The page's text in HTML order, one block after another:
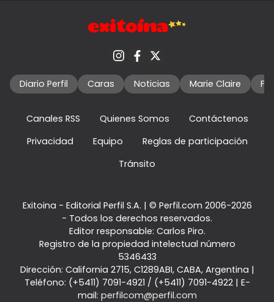
Diario Perfil Caras Noticias Marie Claire
Canales RSS Quienes Somos
Contáctenos
Privacidad
Equipo
Reglas de participación
Tránsito
Exitoina - Editorial Perfil S.A. | © Perfil.com 2006-2026
- Todos los derechos reservados.
Editor responsable: Carlos Piro.
Registro de la propiedad intelectual número
5346433
Dirección: California 2715, C1289ABI, CABA, Argentina |
Teléfono: (+5411) 7091-4921 / (+5411) 7091-4922| E-
mail: perfilcom@perfil.com